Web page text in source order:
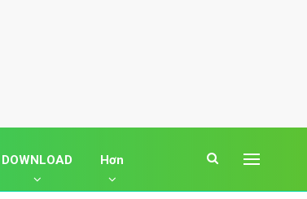
DOWNLOAD Hơn